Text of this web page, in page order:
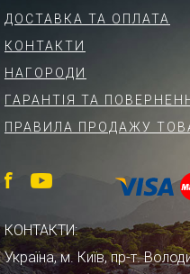
ДОСТАВКА ТА ОПЛАТА
КОНТАКТИ
НАГОРОДИ
ГАРАНТІЯ ТА
ПРАВИЛА ПРОДАЖУ
КОНТАКТИ:
Україна, м. Київ, пр-т.